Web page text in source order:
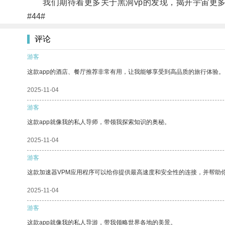
我们期待着更多关于黑洞vp的发现，揭开宇宙更
#44#
评论
游客
这款app的酒店、餐厅推荐非常有用，让我能够享受到高品质的旅行体验。
2025-11-04
游客
这款app就像我的私人导师，带领我探索知识的奥秘。
2025-11-04
游客
这款加速器VPM应用程序可以给你提供最高速度和安全性的连接，并帮助
2025-11-04
游客
这款app就像我的私人导游，带我领略世界各地的美景。